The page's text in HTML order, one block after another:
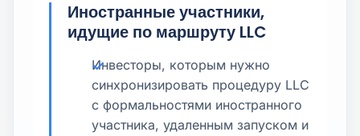
Иностранные участники,
идущие по маршруту LLC
Инвесторы, которым нужно
синхронизировать процедуру LLC
с формальностями иностранного
участника, удаленным запуском и